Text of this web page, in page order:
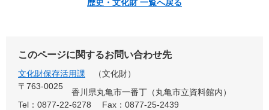
歴史・文化財 一覧へ戻る
このページに関するお問い合わせ先
文化財保存活用課
文化財
〒763-0025
香川県丸亀市一番丁（丸亀市立資料館内）
Tel：0877-22-6278
Fax：0877-25-2439